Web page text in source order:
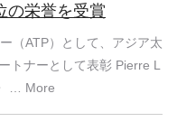
の栄誉を受賞
（ATP）として、アジア太
トナーとして表彰 Pierre L
… More